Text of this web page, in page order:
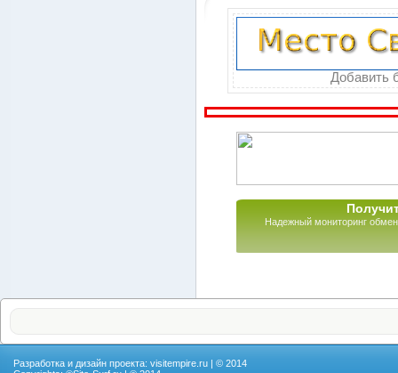
Добавить
Надежный мониторинг
Разработка и дизайн проекта: visitempire.ru | © 2014